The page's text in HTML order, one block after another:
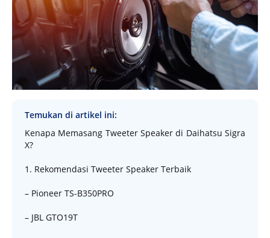
Temukan di artikel ini:
Kenapa Memasang Tweeter Speaker di Daihatsu Sigra
X?
1. Rekomendasi Tweeter Speaker Terbaik
– Pioneer TS-B350PRO
– JBL GTO19T